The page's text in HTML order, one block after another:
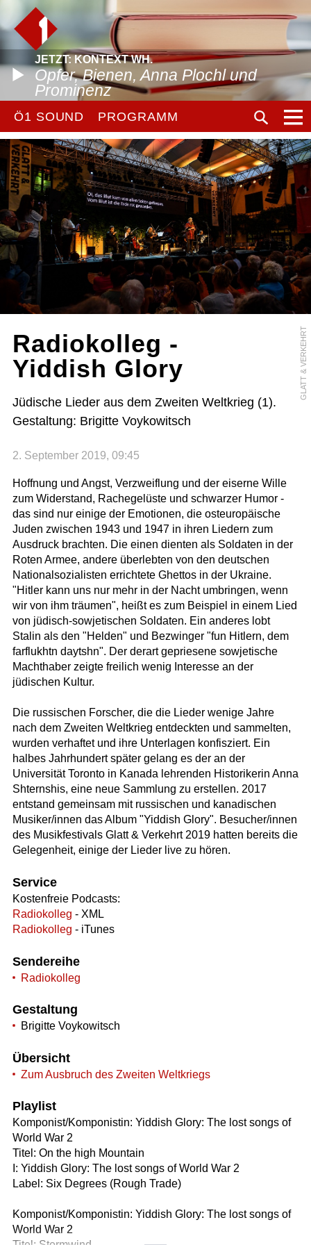
JETZT: KONTEXT WH.
Opfer, Bienen, Anna Plochl und
Prominenz
Ö1 SOUND PROGRAMM
GLATT & VERKEHRT
Radiokolleg -
Yiddish Glory
Jüdische Lieder aus dem Zweiten Weltkrieg (1).
Gestaltung: Brigitte Voykowitsch
2. September 2019, 09:45
Hoffnung und Angst, Verzweiflung und der eiserne Wille
zum Widerstand, Rachegelüste und schwarzer Humor -
das sind nur einige der Emotionen, die osteuropäische
Juden zwischen 1943 und 1947 in ihren Liedern zum
Ausdruck brachten. Die einen dienten als Soldaten in der
Roten Armee, andere überlebten von den deutschen
Nationalsozialisten errichtete Ghettos in der Ukraine.
"Hitler kann uns nur mehr in der Nacht umbringen, wenn
wir von ihm träumen", heißt es zum Beispiel in einem Lied
von jüdisch-sowjetischen Soldaten. Ein anderes lobt
Stalin als den "Helden" und Bezwinger "fun Hitlern, dem
farflukhtn daytshn". Der derart gepriesene sowjetische
Machthaber zeigte freilich wenig Interesse an der
jüdischen Kultur.
Die russischen Forscher, die die Lieder wenige Jahre
nach dem Zweiten Weltkrieg entdeckten und sammelten,
wurden verhaftet und ihre Unterlagen konfisziert. Ein
halbes Jahrhundert später gelang es der an der
Universität Toronto in Kanada lehrenden Historikerin Anna
Shternshis, eine neue Sammlung zu erstellen. 2017
entstand gemeinsam mit russischen und kanadischen
Musiker/innen das Album "Yiddish Glory". Besucher/innen
des Musikfestivals Glatt & Verkehrt 2019 hatten bereits die
Gelegenheit, einige der Lieder live zu hören.
Service
Kostenfreie Podcasts:
Radiokolleg - XML
Radiokolleg - iTunes
Sendereihe
Radiokolleg
Gestaltung
Brigitte Voykowitsch
Übersicht
Zum Ausbruch des Zweiten Weltkriegs
Playlist
Komponist/Komponistin: Yiddish Glory: The lost songs of
World War 2
Titel: On the high Mountain
I: Yiddish Glory: The lost songs of World War 2
Label: Six Degrees (Rough Trade)
Komponist/Komponistin: Yiddish Glory: The lost songs of
World War 2